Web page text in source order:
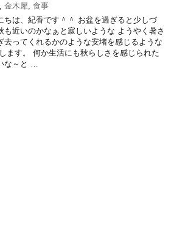
金木犀 食事
ちは、紀香です＾＾ お盆を過ぎると少しづ
も近いのかなぁと寂しいような ようやく暑さ
去ってくれるかのような安堵を感じるような
ます。 何か生活にも秋らしさを感じられた
な～と …